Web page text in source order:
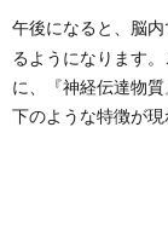
午後になると、脳内
るようになります
に、『神経伝達物
下のような特徴が現